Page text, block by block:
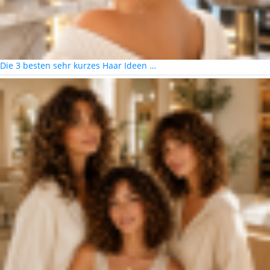
Die 3 besten sehr kurzes Haar Ideen …